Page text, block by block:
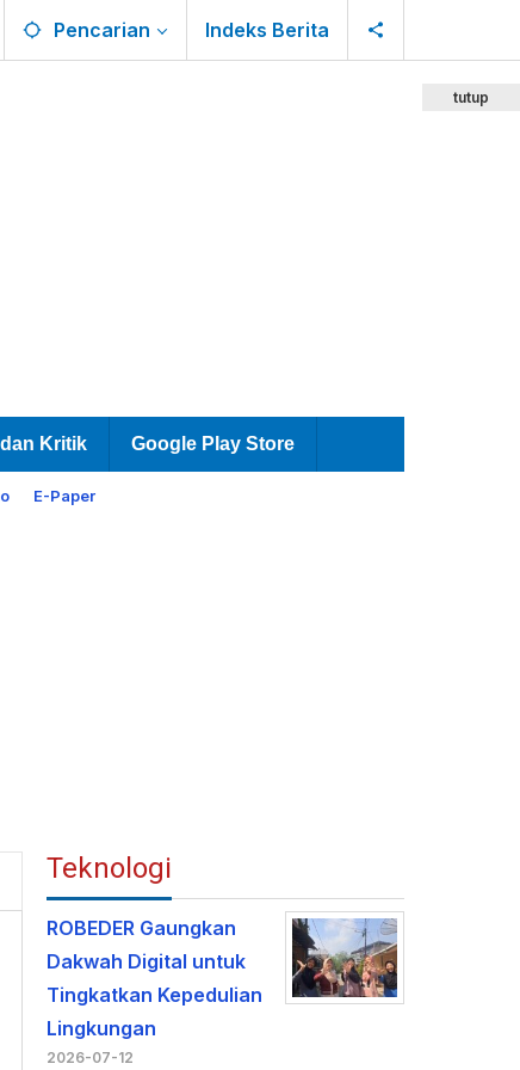
Pencarian Indeks Berita
Kritik Google Play Store
E-Paper
tutup
Teknologi
ROBEDER Gaungkan
Dakwah Digital untuk
Tingkatkan Kepedulian
Lingkungan
2026-07-12